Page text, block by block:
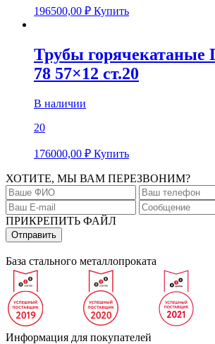
196500,00 ₽ Купить
Трубы горячекатаные
78 57×12 ст.20
В наличии
20
176000,00 ₽ Купить
ХОТИТЕ, МЫ ВАМ ПЕРЕЗВОНИМ?
ПРИКРЕПИТЬ ФАЙЛ
База стального металлопроката
Информация для покупателей